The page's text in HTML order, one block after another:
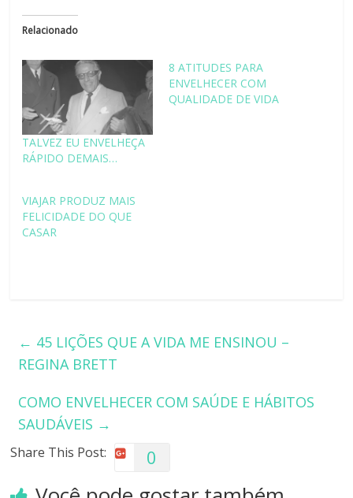
Relacionado
TALVEZ EU ENVELHEÇA
RÁPIDO DEMAIS…
8 ATITUDES PARA
ENVELHECER COM
QUALIDADE DE VIDA
VIAJAR PRODUZ MAIS
FELICIDADE DO QUE
CASAR
← 45 LIÇÕES QUE A VIDA ME ENSINOU –
REGINA BRETT
COMO ENVELHECER COM SAÚDE E HÁBITOS
SAUDÁVEIS →
Share This Post: 0